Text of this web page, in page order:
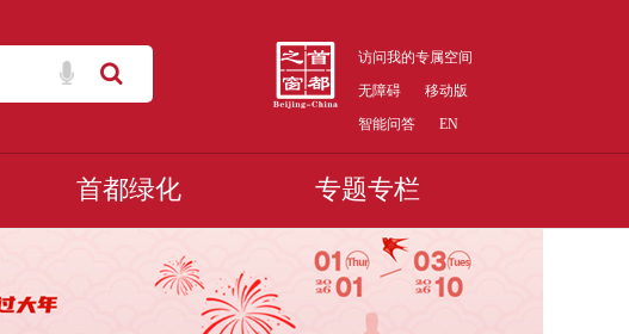
访问我的专属空间
无障碍
移动版
智能问答
EN
首都绿化 专题专栏